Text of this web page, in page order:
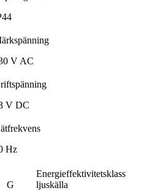
V AC
V DC
Hz
G
Energieffektivitetsklass
ljuskälla